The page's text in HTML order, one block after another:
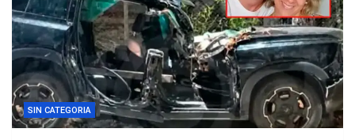
SIN CATEGORIA